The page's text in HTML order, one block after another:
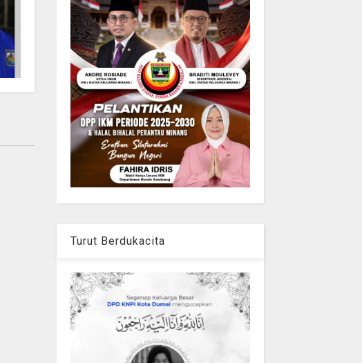
Turut Berdukacita